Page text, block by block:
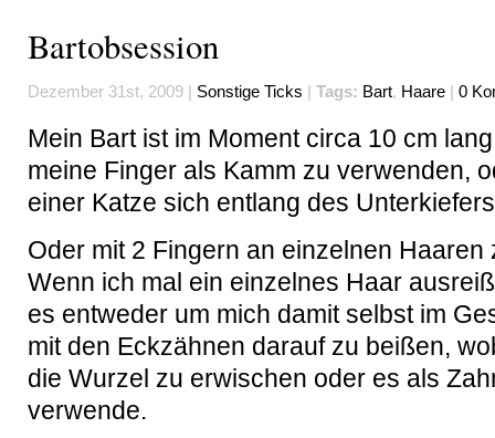
Bartobsession
Dezember 31st, 2009 | Sonstige Ticks | Tags: Bart, Haare | 0
Mein Bart ist im Moment circa 10 cm
meine Finger als Kamm zu verwenden,
einer Katze sich entlang des
Oder mit 2 Fingern an einzelnen Haaren
Wenn ich mal ein einzelnes Haar
es entweder um mich damit selbst im
mit den Eckzähnen darauf zu beißen,
die Wurzel zu erwischen oder es als
verwende.